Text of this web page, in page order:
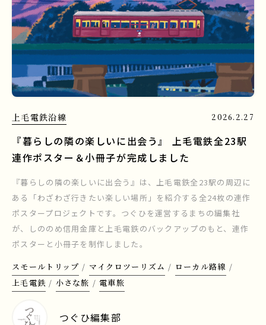
上毛電鉄沿線 2026.2.27
『暮らしの隣の楽しいに出会う』 上毛電鉄全23駅
連作ポスター＆小冊子が完成しました
『暮らしの隣の楽しいに出会う』は、上毛電鉄全23駅の周辺に
ある「わざわざ行きたい楽しい場所」を紹介する全24枚の連作
ポスタープロジェクトです。つぐひを運営するまちの編集社
が、しののめ信用金庫と上毛電鉄のバックアップのもと、連作
ポスターと小冊子を制作しました。
スモールトリップ
マイクロツーリズム
ローカル路線
上毛電鉄
小さな旅 電車旅
つぐひ編集部